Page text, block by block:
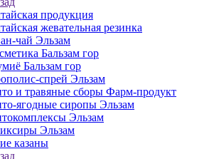
продукция
жевательная резинка
чай Эльзам
Бальзам гор
Бальзам гор
спрей Эльзам
и травяные сборы Фарм-продукт
ягодные сиропы Эльзам
Эльзам
Эльзам
казаны